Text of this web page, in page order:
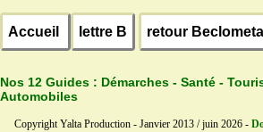
Accueil lettre B retour
Nos 12 Guides : Démarches - Santé -
Automobiles
Copyright Yalta Production - Janvier 2013 / juin 2026 -